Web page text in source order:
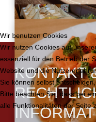
KONTAKT
Wir benutzen Cookies
Wir nutzen Cookies auf
essenziell für den Betrieb der
Website und die
Sie können selbst
Bitte beachten Sie, dass bei
alle Funktionalitäten der Seite